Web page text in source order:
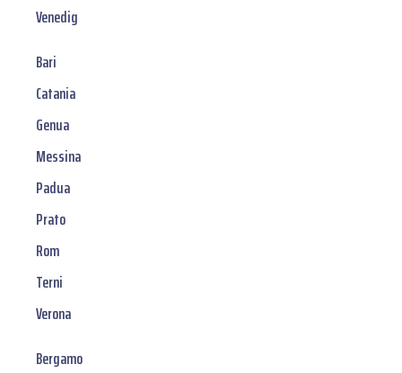
Venedig
Bari
Catania
Genua
Messina
Padua
Prato
Rom
Terni
Verona
Bergamo